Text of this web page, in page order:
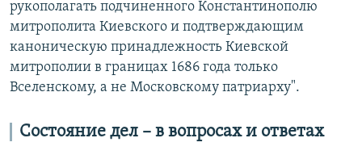
рукополагать подчиненного Константинополю
митрополита Киевского и подтверждающим
каноническую принадлежность Киевской
митрополии в границах 1686 года только
Вселенскому, а не Московскому патриарху".
Состояние дел – в вопросах и ответах